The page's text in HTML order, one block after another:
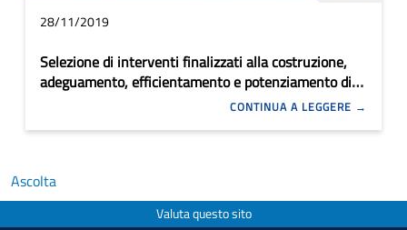
28/11/2019
Selezione di interventi finalizzati alla costruzione,
adeguamento, efficientamento e potenziamento di
sistemi intelligenti di distribuzione dell’energia
CONTINUA A LEGGERE
Ascolta
Valuta questo sito